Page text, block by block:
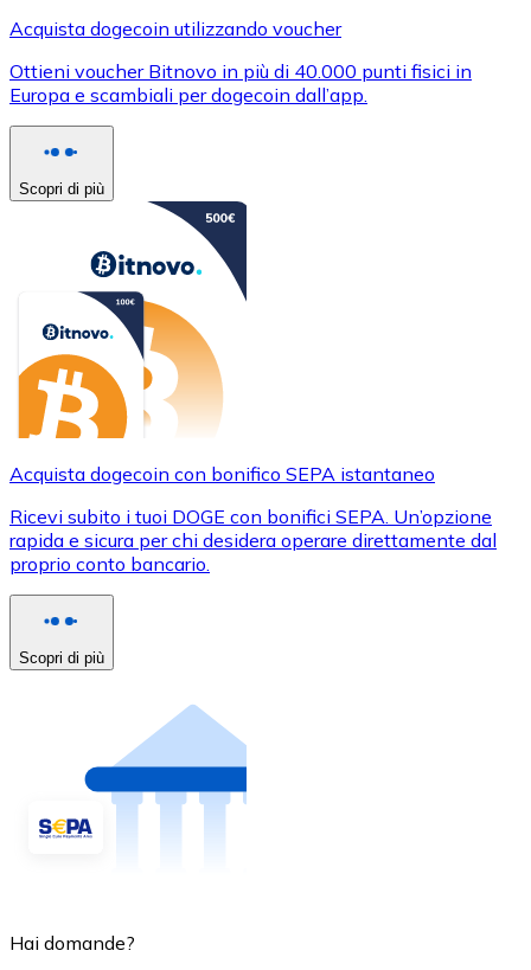
Acquista dogecoin utilizzando voucher
Ottieni voucher Bitnovo in più di 40.000 punti fisici in
Europa e scambiali per dogecoin dall’app.
Scopri di più
Acquista dogecoin con bonifico SEPA istantaneo
Ricevi subito i tuoi DOGE con bonifici SEPA. Un’opzione
rapida e sicura per chi desidera operare direttamente dal
proprio conto bancario.
Scopri di più
Hai domande?